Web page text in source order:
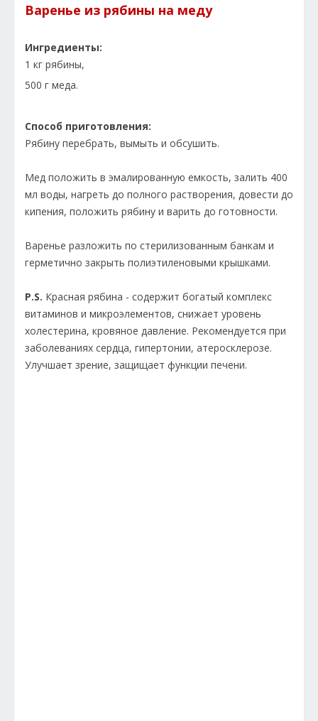
Варенье из рябины на меду
Ингредиенты:
1 кг рябины,
500 г меда.
Способ приготовления:
Рябину перебрать, вымыть и обсушить.
Мед положить в эмалированную емкость, залить 400
мл воды, нагреть до полного растворения, довести до
кипения, положить рябину и варить до готовности.
Варенье разложить по стерилизованным банкам и
герметично закрыть полиэтиленовыми крышками.
P.S. Красная рябина - содержит богатый комплекс
витаминов и микроэлементов, снижает уровень
холестерина, кровяное давление. Рекомендуется при
заболеваниях сердца, гипертонии, атеросклерозе.
Улучшает зрение, защищает функции печени.